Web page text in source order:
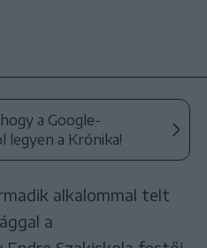
a Google-
legyen a Krónika!
alkalommal telt
a